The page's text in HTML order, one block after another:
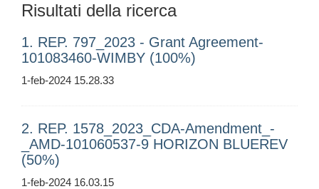
Risultati della ricerca
1. REP. 797_2023 - Grant Agreement-
101083460-WIMBY (100%)
1-feb-2024 15.28.33
2. REP. 1578_2023_CDA-Amendment_-
_AMD-101060537-9 HORIZON BLUEREV
(50%)
1-feb-2024 16.03.15